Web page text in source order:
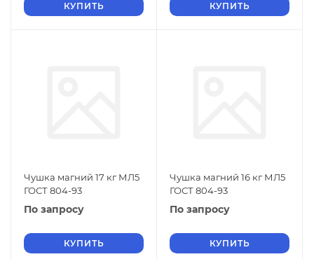
КУПИТЬ КУПИТЬ
Чушка магний 17 кг МЛ5
ГОСТ 804-93
По запросу
КУПИТЬ
Чушка магний 16 кг МЛ5
ГОСТ 804-93
По запросу
КУПИТЬ